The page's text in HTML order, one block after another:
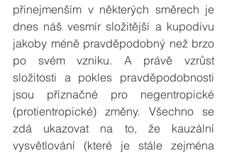
přinejmenším v některých směrech je
dnes náš vesmír složitější a kupodivu
jakoby méně pravděpodobný než brzo
po svém vzniku. A právě vzrůst
složitosti a pokles pravděpodobnosti
jsou příznačné pro negentropické
(protientropické) změny. Všechno se
zdá ukazovat na to, že kauzální
vysvětlování (které je stále zejména